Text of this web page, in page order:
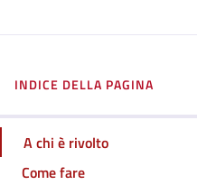
INDICE DELLA PAGINA
A chi è rivolto
Come fare